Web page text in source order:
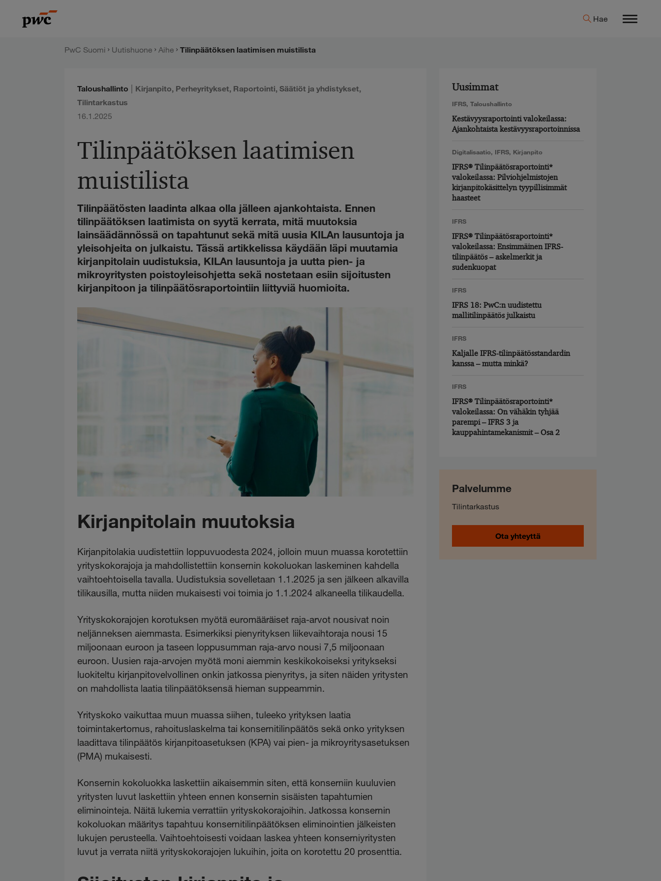
sisältöön
PwC:n
Hae Menu
PwC Suomi Uutishuone Aihe Tilinpäätöksen laatimisen muistilista
Taloushallinto | Kirjanpito, Perheyritykset, Raportointi,Säätiöt ja yhdistykset,
Tilintarkastus
16.1.2025
Tilinpäätöksen laatimisen
muistilista
Tilinpäätösten laadinta alkaa olla jälleen ajankohtaista. Ennen
tilinpäätöksen laatimista on syytä kerrata, mitä muutoksia
lainsäädännössä on tapahtunut sekä mitä uusia KILAn lausuntoja ja
yleisohjeita on julkaistu. Tässä artikkelissa käydään läpi muutamia
kirjanpitolain uudistuksia, KILAn lausuntoja ja uutta pien- ja
mikroyritysten poistoyleisohjetta sekä nostetaan esiin sijoitusten
kirjanpitoon ja tilinpäätösraportointiin liittyviä huomioita.
Kirjanpitolain muutoksia
Kirjanpitolakia uudistettiin loppuvuodesta 2024, jolloin muun muassa korotettiin
yrityskokorajoja ja mahdollistettiin konsernin kokoluokan laskeminen kahdella
vaihtoehtoisella tavalla. Uudistuksia sovelletaan 1.1.2025 ja sen jälkeen alkavilla
tilikausilla, mutta niiden mukaisesti voi toimia jo 1.1.2024 alkaneella tilikaudella.
Yrityskokorajojen korotuksen myötä euromääräiset raja-arvot nousivat noin
neljänneksen aiemmasta. Esimerkiksi pienyrityksen liikevaihtoraja nousi 15
miljoonaan euroon ja taseen loppusumman raja-arvo nousi 7,5 miljoonaan
euroon. Uusien raja-arvojen myötä moni aiemmin keskikokoiseksi yritykseksi
luokiteltu kirjanpitovelvollinen onkin jatkossa pienyritys, ja siten näiden yritysten
on mahdollista laatia tilinpäätöksensä hieman suppeammin.
Yrityskoko vaikuttaa muun muassa siihen, tuleeko yrityksen laatia
toimintakertomus, rahoituslaskelma tai konsernitilinpäätös sekä onko yrityksen
laadittava tilinpäätös kirjanpitoasetuksen (KPA) vai pien- ja mikroyritysasetuksen
(PMA) mukaisesti.
Konsernin kokoluokka laskettiin aikaisemmin siten, että konserniin kuuluvien
yritysten luvut laskettiin yhteen ennen konsernin sisäisten tapahtumien
eliminointeja. Näitä lukemia verrattiin yrityskokorajoihin. Jatkossa konsernin
kokoluokan määritys tapahtuu konsernitilinpäätöksen eliminointien jälkeisten
lukujen perusteella. Vaihtoehtoisesti voidaan laskea yhteen konserniyritysten
luvut ja verrata niitä yrityskokorajojen lukuihin, joita on korotettu 20 prosenttia.
Uusimmat
IFRS,Taloushallinto
Kestävyysraportointi valokeilassa:
Ajankohtaista kestävyysraportoinnissa
Digitalisaatio, IFRS, Kirjanpito
IFRS® Tilinpäätösraportointi*
valokeilassa: Pilviohjelmistojen
kirjanpitokäsittelyn tyypillisimmät
haasteet
IFRS
IFRS® Tilinpäätösraportointi*
valokeilassa: Ensimmäinen IFRS-
tilinpäätös – askelmerkit ja
sudenkuopat
IFRS
IFRS 18: PwC:n uudistettu
mallitilinpäätös julkaistu
IFRS
Kaljalle IFRS-tilinpäätösstandardin
kanssa – mutta minkä?
IFRS
IFRS® Tilinpäätösraportointi*
valokeilassa: On vähäkin tyhjää
parempi – IFRS 3 ja
kauppahintamekanismit – Osa 2
Palvelumme
Tilintarkastus
Ota yhteyttä